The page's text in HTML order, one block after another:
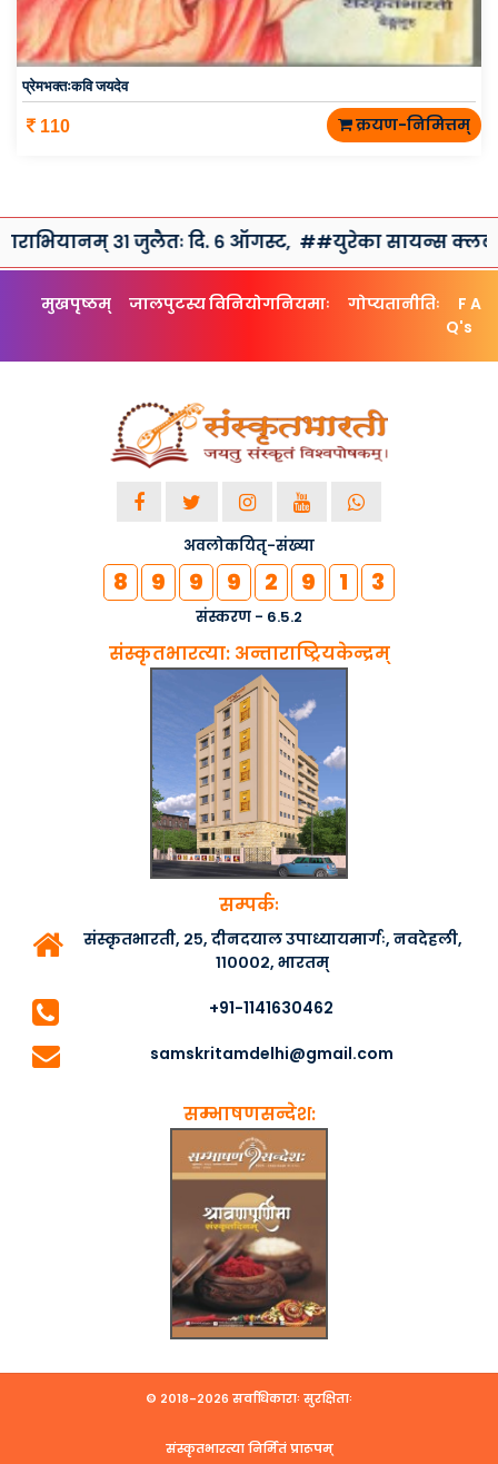
प्रेमभक्तःकवि जयदेव
110 क्रयण-निमित्तम्
३१ जुलैतः दि. ६ ऑगस्ट, ##युरेका सायन्स क्लब तथा
मुखपृष्ठम् जालपुटस्य विनियोगनियमाः गोप्यतानीतिः
F A
Q's
अवलोकयितृ-संख्या
8 9 9 9 2 9 1 3
संस्करण - 6.5.2
संस्कृतभारत्या: अन्ताराष्ट्रियकेन्द्रम्
सम्पर्कः
संस्कृतभारती, २५, दीनदयाल उपाध्यायमार्गः, नवदेहली,
११०००२, भारतम्
+91-1141630462
samskritamdelhi@gmail.com
सम्भाषणसन्देश:
© २०१८-२०२६ सर्वाधिकाराः सुरक्षिताः
संस्कृतभारत्या निर्मितं प्रारूपम्